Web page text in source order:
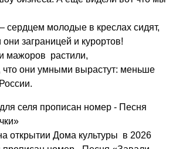
сердцем молодые в креслах сидят,
заграницей и курортов!
мажоров растили,
они умными вырастут: меньше
селя прописан номер - Песня
открытии Дома культуры в 2026